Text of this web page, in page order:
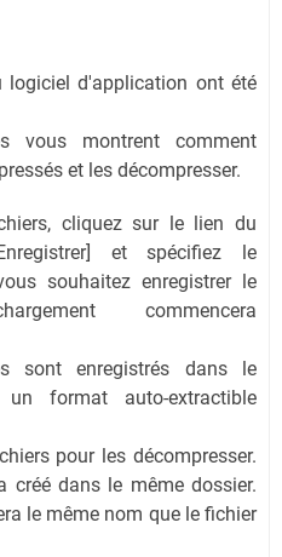
d'application ont été
vous montrent comment
et les décompresser.
cliquez sur le lien du
et spécifiez le
souhaitez enregistrer le
commencera
sont enregistrés dans le
format auto-extractible
pour les décompresser.
créé dans le même dossier.
le même nom que le fichier